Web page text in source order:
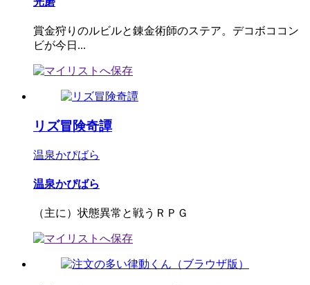
賞金狩りのルビルと錬金術師のステア。デコボココン
ビが今日...
リズ冒険奇譚
温泉かぴばら
温泉かぴばら
（主に）状態異常と戦うＲＰＧ